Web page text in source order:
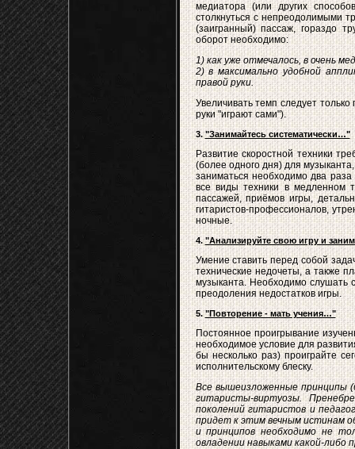
медиатора (или других
столкнуться с непреодолимыми
(заигранный) пассаж, гораздо
оборот необходимо:
1) как уже отмечалось, в очень
2) в максимально удобной
правой руки.
Увеличивать темп следует
руки "играют сами").
3."Занимайтесь систематически…"
Развитие скоростной техники
(более одного дня) для
заниматься необходимо два
все виды техники в медленном
пассажей, приёмов игры,
гитаристов-профессионалов,
ночные.
4."Анализируйте свою игру и
Умение ставить перед собой
технические недочеты, а также
музыканта. Необходимо слушать
преодоления недостатков игры.
5."Повторение - мать учения…"
Постоянное проигрывание
необходимое условие для
бы несколько раз) проиграйте
исполнительскому блеску.
Все вышеизложенные принципы
гитаристы-виртуозы.
поколений гитаристов и
придет к этим вечным истинам
и принципов необходимо не
овладении навыками какой-либо